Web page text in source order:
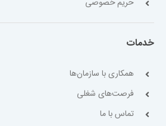
حریم خصوصی
خدمات
همکاری با سازمان‌ها
فرصت‌های شغلی
تماس با ما